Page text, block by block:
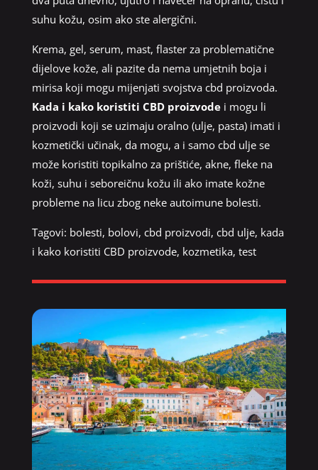
suhu kožu, osim ako ste alergični.
Krema, gel, serum, mast, flaster za problematične
dijelove kože, ali pazite da nema umjetnih boja i
mirisa koji mogu mijenjati svojstva cbd proizvoda.
Kada i kako koristiti CBD proizvodei mogu li
proizvodi koji se uzimaju oralno (ulje, pasta) imati i
kozmetički učinak, da mogu, a i samo cbd ulje se
može koristiti topikalno za prištiće, akne, fleke na
koži, suhu i seboreičnu kožu ili ako imate kožne
probleme na licu zbog neke autoimune bolesti.
Tagovi: bolesti, bolovi, cbd proizvodi, cbd ulje, kada
i kako koristiti CBD proizvode, kozmetika, test